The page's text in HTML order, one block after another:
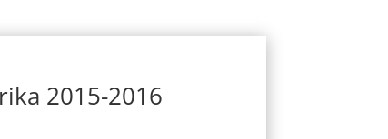
2015-2016